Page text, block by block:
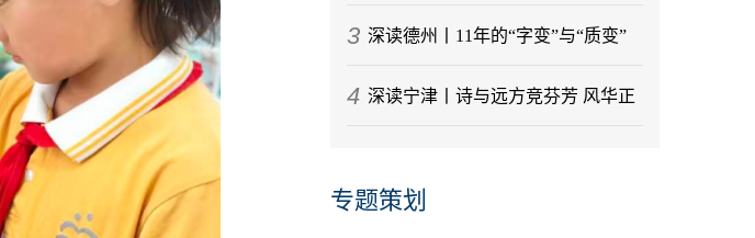
任务最重！德州市重大交通基础设施
项目刷新“进度条”
3 深读德州丨11年的“字变”与“质变”
德州天衢新区新一代信息技术产业筑
4 深读宁津丨诗与远方竞芬芳 风华正
专题策划